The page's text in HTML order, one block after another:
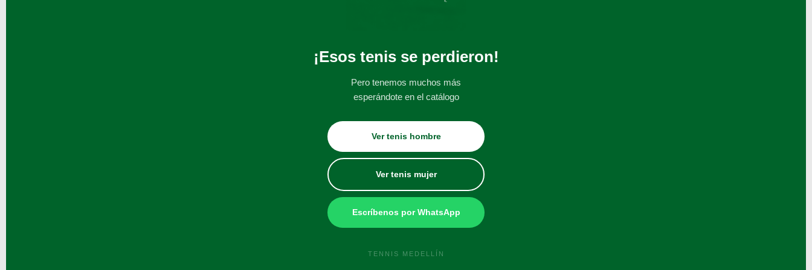
¡Esos tenis se perdieron!
Pero tenemos muchos más
esperándote en el catálogo
Ver tenis hombre
Ver tenis mujer
Escríbenos por WhatsApp
TENNIS MEDELLÍN